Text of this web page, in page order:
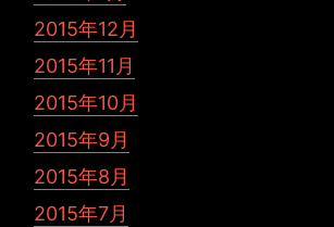
2015年12月
2015年11月
2015年10月
2015年9月
2015年8月
2015年7月